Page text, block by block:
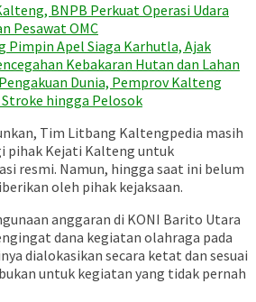
BNPB Perkuat Operasi Udara
Pesawat OMC
Pimpin Apel Siaga Karhutla, Ajak
Kebakaran Hutan dan Lahan
Dunia, Pemprov Kalteng
hingga Pelosok
Tim Litbang Kaltengpedia masih
pihak Kejati Kalteng untuk
resmi. Namun, hingga saat ini belum
oleh pihak kejaksaan.
anggaran di KONI Barito Utara
dana kegiatan olahraga pada
dialokasikan secara ketat dan sesuai
untuk kegiatan yang tidak pernah